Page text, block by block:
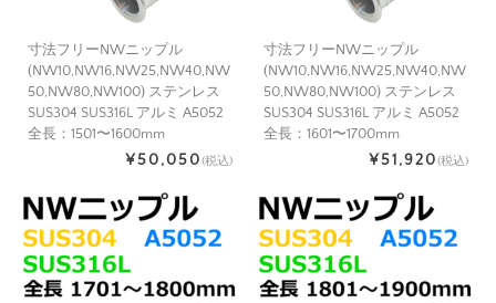
寸法フリーNWニップル
(NW10,NW16,NW25,NW40,NW
50,NW80,NW100) ステンレス
SUS304 SUS316L アルミ A5052
全長：1501〜1600mm
¥50,050(税込)
寸法フリーNWニップル
(NW10,NW16,NW25,NW40,NW
50,NW80,NW100) ステンレス
SUS304 SUS316L アルミ A5052
全長：1601〜1700mm
¥51,920(税込)